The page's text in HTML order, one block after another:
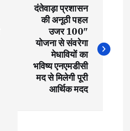
दंतेवाड़ा प्रशासन
की अनूठी पहल
उजर 100″
योजना से संवरेगा
मेधावियों का
भविष्य एनएमडीसी
मद से मिलेगी पूरी
आर्थिक मदद